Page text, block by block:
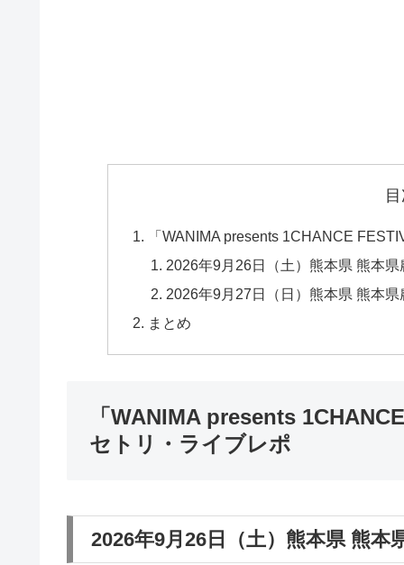
「WANIMA presents 1CHANCE
2026年9月26日（土）熊本県 熊本
2026年9月27日（日）熊本県 熊本
まとめ
「WANIMA presents
セトリ・ライブレポ
2026年9月26日（土）熊本県 熊